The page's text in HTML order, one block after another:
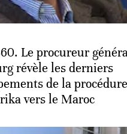
Le procureur
révèle les derniers
de la
vers le Maroc